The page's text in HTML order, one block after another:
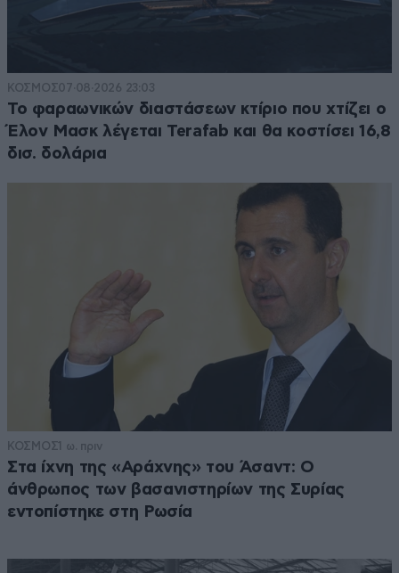
ΚΟΣΜΟΣ07·08·2026 23:03
Το φαραωνικών διαστάσεων κτίριο που χτίζει ο
Έλον Μασκ λέγεται Terafab και θα κοστίσει 16,8
δισ. δολάρια
ΚΟΣΜΟΣ1 ω. πριν
Στα ίχνη της «Αράχνης» του Άσαντ: Ο
άνθρωπος των βασανιστηρίων της Συρίας
εντοπίστηκε στη Ρωσία